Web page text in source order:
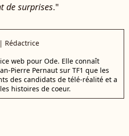
de surprises."
| Rédactrice
web pour Ode. Elle connaît
Pierre Pernaut sur TF1 que les
des candidats de télé-réalité et a
histoires de coeur.